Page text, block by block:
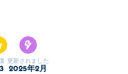
テジー ゲームです。金鉱をア
戦略を立て、戦場にユニットを
でサポートします。プレイすれ
更新されました
2025年2月